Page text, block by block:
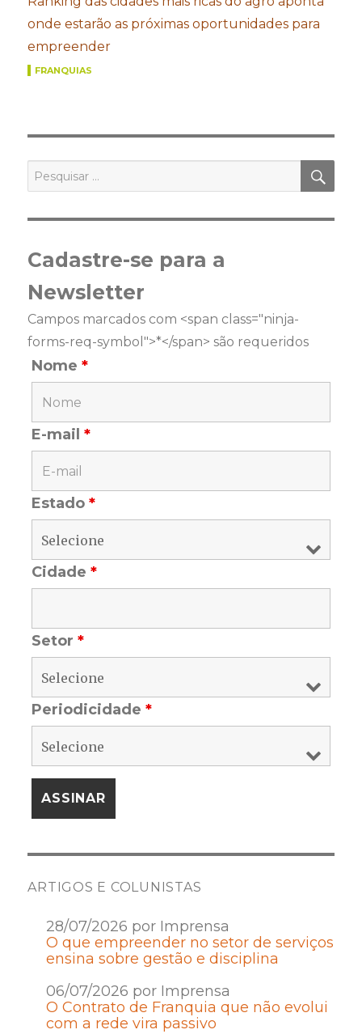
onde estarão as próximas oportunidades para
empreender
FRANQUIAS
por:
Cadastre-se para a
Newsletter
Campos marcados com <span class="ninja-
forms-req-symbol">*</span> são requeridos
Nome*
E-mail*
Estado*
Cidade*
Setor*
Periodicidade*
ARTIGOS E COLUNISTAS
28/07/2026 por Imprensa
O que empreender no setor de serviços
ensina sobre gestão e disciplina
06/07/2026 por Imprensa
O Contrato de Franquia que não evolui
com a rede vira passivo